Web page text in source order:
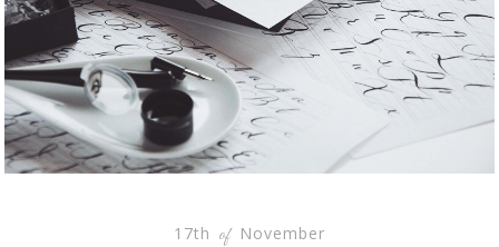
17th of November